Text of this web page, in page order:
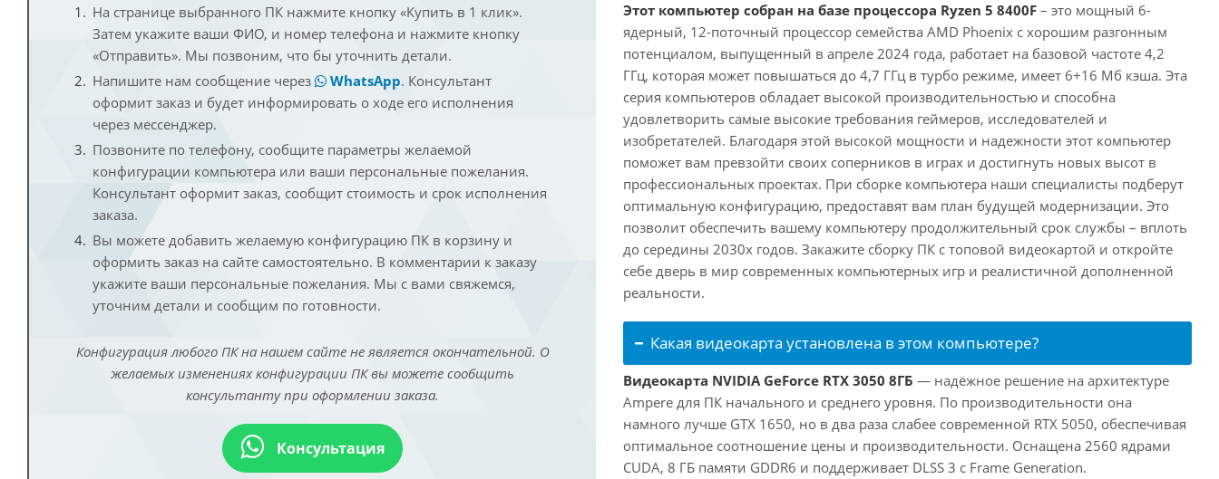
На странице выбранного ПК нажмите кнопку «Купить в 1 клик».
Затем укажите ваши ФИО, и номер телефона и нажмите кнопку
«Отправить». Мы позвоним, что бы уточнить детали.
Напишите нам сообщение через
WhatsApp. Консультант
оформит заказ и будет информировать о ходе его исполнения
через мессенджер.
Позвоните по телефону, сообщите параметры желаемой
конфигурации компьютера или ваши персональные пожелания.
Консультант оформит заказ, сообщит стоимость и срок исполнения
заказа.
Вы можете добавить желаемую конфигурацию ПК в корзину и
оформить заказ на сайте самостоятельно. В комментарии к заказу
укажите ваши персональные пожелания. Мы с вами свяжемся,
уточним детали и сообщим по готовности.
Конфигурация любого ПК на нашем сайте не является окончательной. О
желаемых изменениях конфигурации ПК вы можете сообщить
консультанту при оформлении заказа.
Консультация
Этот компьютер собран на базе процессора Ryzen 5 8400F – это мощный 6-
ядерный, 12-поточный процессор семейства AMD Phoenix с хорошим разгонным
потенциалом, выпущенный в апреле 2024 года, работает на базовой частоте 4,2
ГГц, которая может повышаться до 4,7 ГГц в турбо режиме, имеет 6+16 Мб кэша. Эта
серия компьютеров обладает высокой производительностью и способна
удовлетворить самые высокие требования геймеров, исследователей и
изобретателей. Благодаря этой высокой мощности и надежности этот компьютер
поможет вам превзойти своих соперников в играх и достигнуть новых высот в
профессиональных проектах. При сборке компьютера наши специалисты подберут
оптимальную конфигурацию, предоставят вам план будущей модернизации. Это
позволит обеспечить вашему компьютеру продолжительный срок службы – вплоть
до середины 2030х годов. Закажите сборку ПК с топовой видеокартой и откройте
себе дверь в мир современных компьютерных игр и реалистичной дополненной
реальности.
Какая видеокарта установлена в этом компьютере?
Видеокарта NVIDIA GeForce RTX 3050 8ГБ — надёжное решение на архитектуре
Ampere для ПК начального и среднего уровня. По производительности она
намного лучше GTX 1650, но в два раза слабее современной RTX 5050, обеспечивая
оптимальное соотношение цены и производительности. Оснащена 2560 ядрами
CUDA, 8 ГБ памяти GDDR6 и поддерживает DLSS 3 с Frame Generation.